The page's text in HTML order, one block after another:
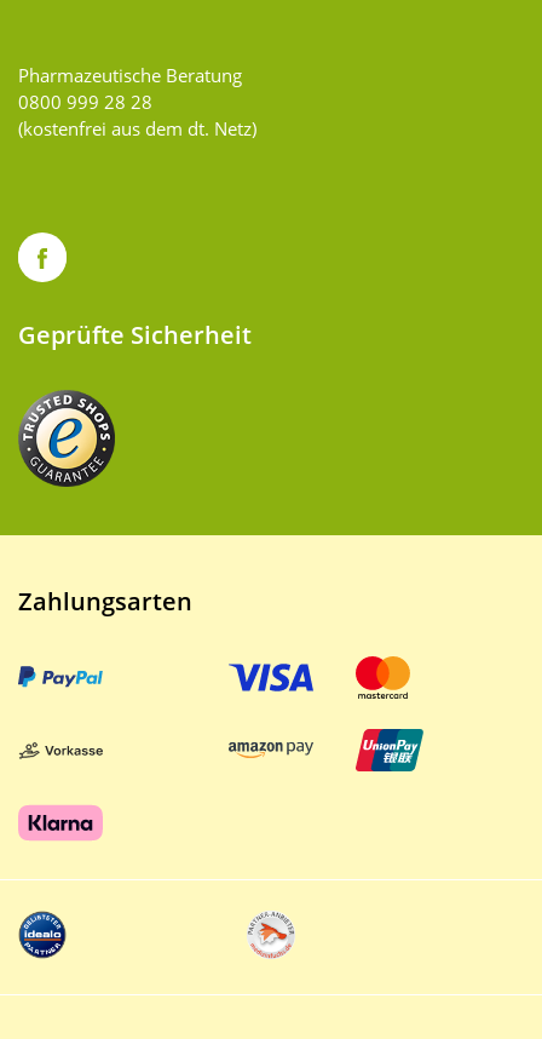
Pharmazeutische Beratung
0800 999 28 28
(kostenfrei aus dem dt. Netz)
Geprüfte Sicherheit
Zahlungsarten